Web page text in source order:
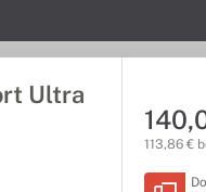
Ultra
113,86 €